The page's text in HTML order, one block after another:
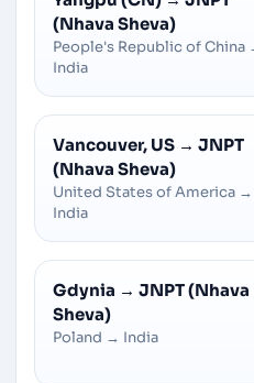
(Nhava Sheva)
People's Republic of China
India
Vancouver, US → JNPT
(Nhava Sheva)
United States of America →
India
Gdynia → JNPT (Nhava
Sheva)
Poland → India